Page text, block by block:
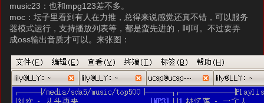
music23：也和mpg123差不多。
moc：坛子里看到有人在力推，总得来说感觉还真不错，可以服务
器模式运行，支持播放列表等，都是蛮先进的，呵呵。不过要弄
成oss输出音质才可以。来张图：